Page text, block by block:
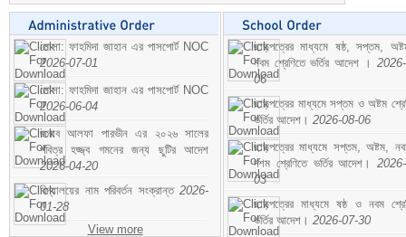
মোসা: ফাহমিদা জাহান এর পাসপোর্ট NOC
2026-07-01
মোসা: ফাহমিদা জাহান এর পাসপোর্ট NOC
2026-06-04
জনাব আলফা পারভীন এর ২০২৬ সালের
পবিত্র হজ্জ্ব গমনের জন্য ছুটির আদেশ
2026-04-20
বিদ্যালয়ের নাম পরিবর্তন সংক্রান্ত 2026-
01-28
View more
ছাড়পত্রের মাধ্যমে ষষ্ঠ, সপ্তম,
নবম শ্রেণিতে ভর্তির আদেশ ।
06
ছাড়পত্রের মাধ্যমে সপ্তম ও অষ্টম
ভর্তির আদেশ। 2026-08-06
ছাড়পত্রের মাধ্যমে সপ্তম, অষ্টম,
দশম শ্রেণিতে ভর্তির আদেশ।
03
ছাড়পত্রের মাধ্যমে ষষ্ঠ ও নবম
ভর্তির আদেশ। 2026-07-30